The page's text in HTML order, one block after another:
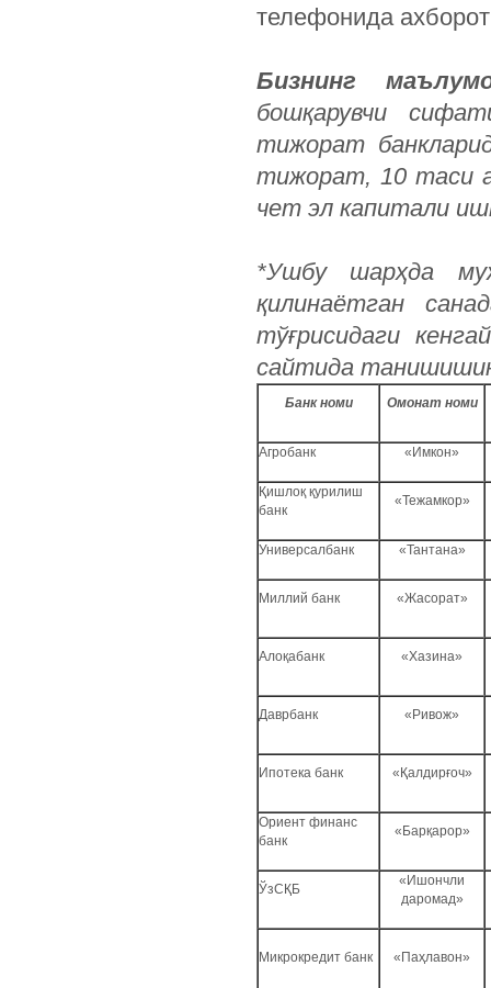
телефонида
Бизнинг
бошқарувчи
тижорат
тижорат, 10 таси
чет эл капитали
*Ушбу шарҳда
қилинаётган
тўғрисидаги
сайтида
Банк номи Омонат номи
Агробанк «Имкон»
Қишлоқ қурилиш
банк
«Тежамкор»
Универсалбанк «Тантана»
Миллий банк «Жасорат»
Алоқабанк «Хазина»
Даврбанк «Ривож»
Ипотека банк «Қалдирғоч»
Ориент финанс
банк
«Барқарор»
ЎзСҚБ
«Ишончли
даромад»
Микрокредит банк «Паҳлавон»